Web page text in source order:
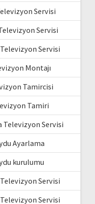
Servisi
Servisi
Servisi
Montajı
Tamircisi
Tamiri
Televizyon Servisi
Ayarlama
kurulumu
Servisi
Servisi